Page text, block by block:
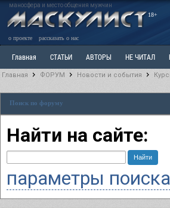
маносфера и место общения мужчин
18+
о проекте рассказать о нас
Главная СТАТЬИ АВТОРЫ НЕ ЧИТАЛ
РАЗДЕЛ: Разное
Главная ФОРУМ Новости и события
Поиск по форуму
Найти на сайте:
параметры поиска